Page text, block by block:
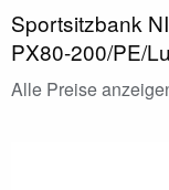
Sportsitzbank
PX80-200/PE/
Alle Preise